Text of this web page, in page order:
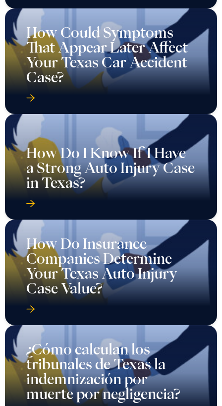
How Could Symptoms
That Appear Later Affect
Your Texas Car Accident
Case?
How Do I Know If I Have
a Strong Auto Injury Case
in Texas?
How Do Insurance
Companies Determine
Your Texas Auto Injury
Case Value?
¿Cómo calculan los
tribunales de Texas la
indemnización por
muerte por negligencia?